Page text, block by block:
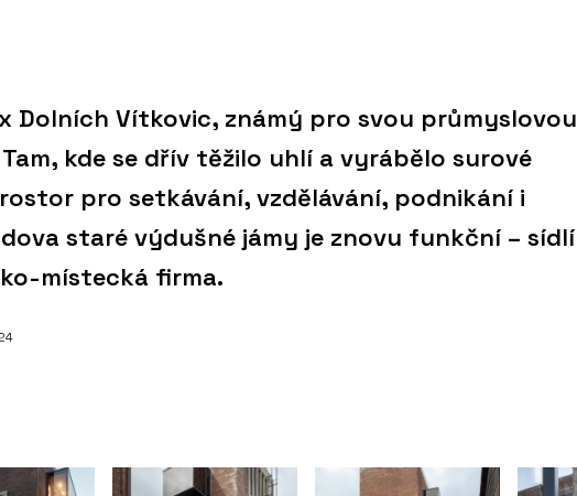
Dolních Vítkovic, známý pro svou průmyslovou
kde se dřív těžilo uhlí a vyrábělo surové
pro setkávání, vzdělávání, podnikání i
staré výdušné jámy je znovu funkční – sídlí
místecká firma.